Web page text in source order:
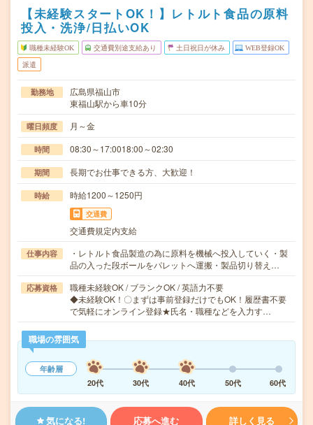
【未経験スタートOK！】レトルト食品の原料
投入・洗浄/日払いOK
職種未経験OK 交通費別途支給あり 土日祝日が休み WEB登録OK
派遣
勤務地
広島県福山市
東福山駅から車10分
曜日頻度 月～金
時間 08:30～17:0018:00～02:30
期間 長期でお仕事できる方、大歓迎！
時給 時給1200～1250円
交通費
交通費規定内支給
仕事内容
・レトルト食品製造の為に原料を機械へ投入していく・製
品の入った段ボールをパレットへ運搬・製品切り替え…
応募資格
職種未経験OK / ブランクOK / 英語力不要
◆未経験OK！〇まずは事前登録だけでもOK！履歴書不要
で気軽にオンライン登録★氏名・職種などを入力す…
職場の雰囲気
年齢層
20代
30代 40代 50代 60代
気になる! 応募へ進む 詳しく見る